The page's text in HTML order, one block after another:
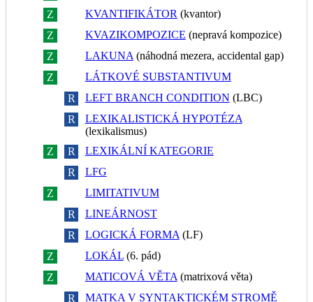
Z
KVANTIFIKÁTOR (kvantor)
Z
KVAZIKOMPOZICE (nepravá kompozice)
Z
LAKUNA (náhodná mezera, accidental gap)
Z
LÁTKOVÉ SUBSTANTIVUM
R LEFT BRANCH CONDITION (LBC)
R
LEXIKALISTICKÁ HYPOTÉZA
(lexikalismus)
Z
R
LEXIKÁLNÍ KATEGORIE
R
LFG
Z
LIMITATIVUM
R
LINEÁRNOST
R LOGICKÁ FORMA (LF)
Z
LOKÁL(6. pád)
Z
MATICOVÁ VĚTA (matrixová věta)
R
MATKA V SYNTAKTICKÉM STROMĚ